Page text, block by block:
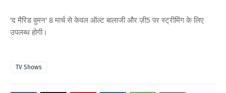
'द मैरिड वुमन' 8 मार्च से केवल ऑल्ट बालाजी और ज़ी5 पर स्ट्रीमिंग के लिए
उपलब्ध होगी।
TV Shows